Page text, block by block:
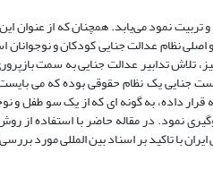
تربیت نمود می‌یابد. همچنان که از
نظام عدالت جنایی کودکان و
تلاش تدابیر عدالت جنایی به سمت
یک نظام حقوقی بوده که می بایست
قرار داده، به گونه ای که از یک سو طفل
نمود. در مقاله حاضر با استفاده از
با تاکید بر اسناد بین المللی مورد